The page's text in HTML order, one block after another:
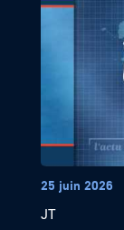
25 juin 2026
JT